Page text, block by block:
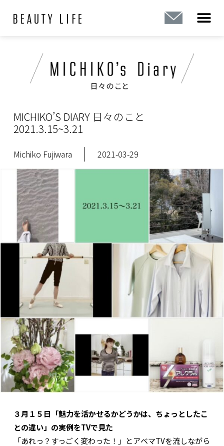
MICHIKO’S DIARY 日々のこと
2021.3.15~3.21
Michiko Fujiwara 2021-03-29
３月１５日「魅力を活かせるかどうかは、ちょっとしたこ
との違い」の実例をTVで見た
「あれっ？すっごく変わった！」とアベマTVを流しながら